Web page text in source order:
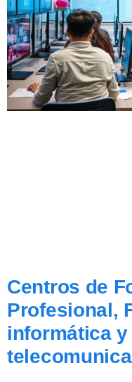
Centros de
Profesional,
informática y